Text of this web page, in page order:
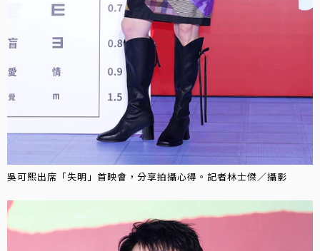
吳可熙出席「失明」首映會，分享拍攝心得。記者林士傑／攝影